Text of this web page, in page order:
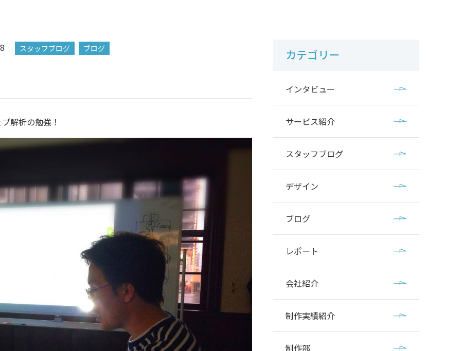
スタッフブログ ブログ
解析の勉強！
カテゴリー
インタビュー
サービス紹介
スタッフブログ
デザイン
ブログ
レポート
会社紹介
制作実績紹介
制作部